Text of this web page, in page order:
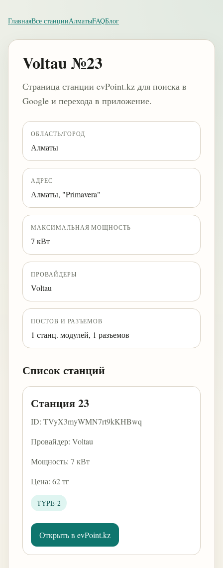
ГлавнаяВсе станцииАлматыFAQБлог
Voltau №23
Страница станции evPoint.kz для поиска в
Google и перехода в приложение.
ОБЛАСТЬ/ГОРОД
Алматы
АДРЕС
Алматы, "Primavera"
МАКСИМАЛЬНАЯ МОЩНОСТЬ
7 кВт
ПРОВАЙДЕРЫ
Voltau
ПОСТОВ И РАЗЪЕМОВ
1 станц. модулей, 1 разъемов
Список станций
Станция 23
ID: TVyX3myWMN7rt9kKHBwq
Провайдер: Voltau
Мощность: 7 кВт
Цена: 62 тг
TYPE-2
Открыть в evPoint.kz